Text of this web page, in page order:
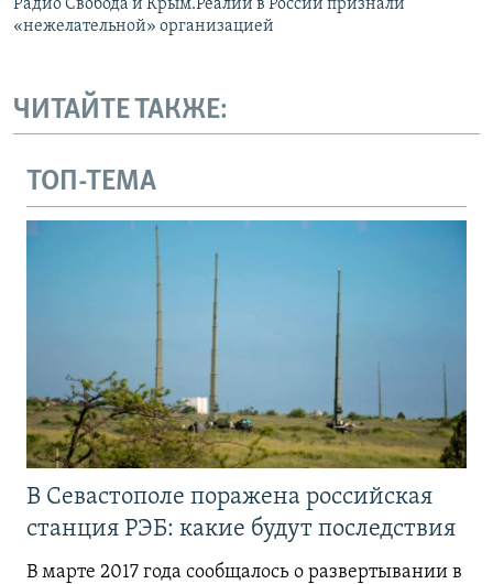
Радио Свобода и Крым.Реалии в России признали
«нежелательной» организацией
ЧИТАЙТЕ ТАКЖЕ:
ТОП-ТЕМА
В Севастополе поражена российская
станция РЭБ: какие будут последствия
В марте 2017 года сообщалось о развертывании в